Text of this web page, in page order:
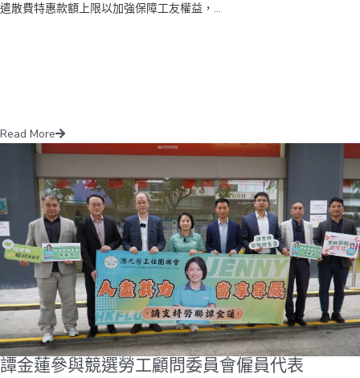
遣散費特惠款額上限以加強保障工友權益，...
Read More
譚金蓮參與競選勞工顧問委員會僱員代表